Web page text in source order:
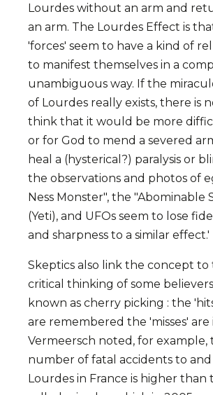
Lourdes without an arm and
an arm. The Lourdes Effect is
'forces' seem to have a kind of
to manifest themselves in a
unambiguous way. If the
of Lourdes really exists, there is
think that it would be more
or for God to mend a severed
heal a (hysterical?) paralysis or
the observations and photos of
Ness Monster", the "Abominable
(Yeti), and UFOs seem to lose
and sharpness to a similar effect.'
Skeptics also link the concept to
critical thinking of some
known as cherry picking : the
are remembered the 'misses' are
Vermeersch noted, for example,
number of fatal accidents to
Lourdes in France is higher than